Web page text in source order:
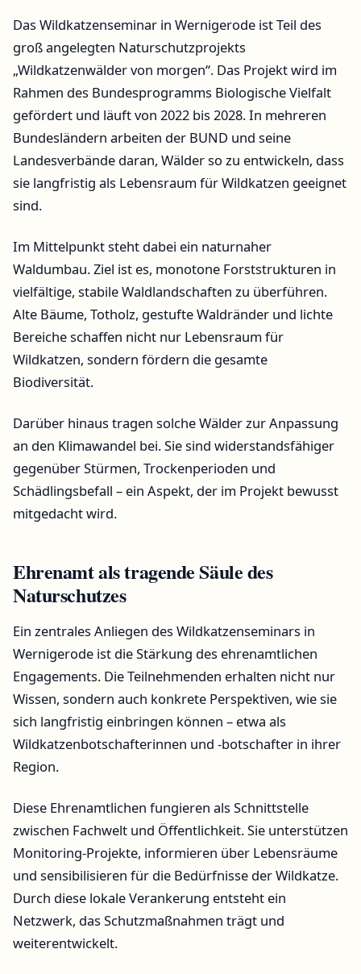
Das Wildkatzenseminar in Wernigerode ist Teil des
groß angelegten Naturschutzprojekts
„Wildkatzenwälder von morgen“. Das Projekt wird im
Rahmen des Bundesprogramms Biologische Vielfalt
gefördert und läuft von 2022 bis 2028. In mehreren
Bundesländern arbeiten der BUND und seine
Landesverbände daran, Wälder so zu entwickeln, dass
sie langfristig als Lebensraum für Wildkatzen geeignet
sind.
Im Mittelpunkt steht dabei ein naturnaher
Waldumbau. Ziel ist es, monotone Forststrukturen in
vielfältige, stabile Waldlandschaften zu überführen.
Alte Bäume, Totholz, gestufte Waldränder und lichte
Bereiche schaffen nicht nur Lebensraum für
Wildkatzen, sondern fördern die gesamte
Biodiversität.
Darüber hinaus tragen solche Wälder zur Anpassung
an den Klimawandel bei. Sie sind widerstandsfähiger
gegenüber Stürmen, Trockenperioden und
Schädlingsbefall – ein Aspekt, der im Projekt bewusst
mitgedacht wird.
Ehrenamt als tragende Säule des
Naturschutzes
Ein zentrales Anliegen des Wildkatzenseminars in
Wernigerode ist die Stärkung des ehrenamtlichen
Engagements. Die Teilnehmenden erhalten nicht nur
Wissen, sondern auch konkrete Perspektiven, wie sie
sich langfristig einbringen können – etwa als
Wildkatzenbotschafterinnen und -botschafter in ihrer
Region.
Diese Ehrenamtlichen fungieren als Schnittstelle
zwischen Fachwelt und Öffentlichkeit. Sie unterstützen
Monitoring-Projekte, informieren über Lebensräume
und sensibilisieren für die Bedürfnisse der Wildkatze.
Durch diese lokale Verankerung entsteht ein
Netzwerk, das Schutzmaßnahmen trägt und
weiterentwickelt.